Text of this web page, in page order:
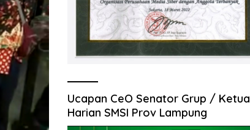
Ucapan CeO Senator Grup / Ketua
Harian SMSI Prov Lampung